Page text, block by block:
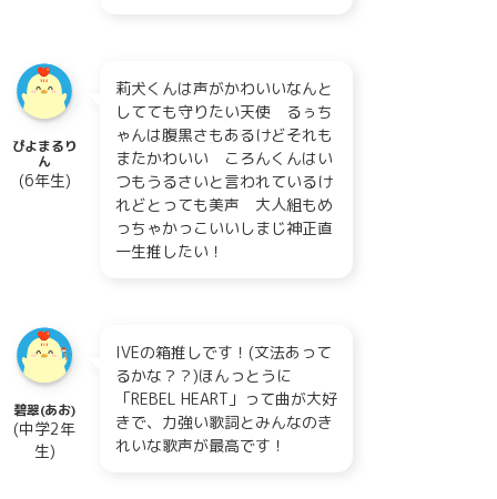
ぴよまるり
ん
(6年生)
莉犬くんは声がかわいいなんと
してても守りたい天使 るぅち
ゃんは腹黒さもあるけどそれも
またかわいい ころんくんはい
つもうるさいと言われているけ
れどとっても美声 大人組もめ
っちゃかっこいいしまじ神正直
一生推したい！
碧翠(あお)
(中学2年
生)
IVEの箱推しです！(文法あって
るかな？？)ほんっとうに
「REBEL HEART」って曲が大好
きで、力強い歌詞とみんなのき
れいな歌声が最高です！